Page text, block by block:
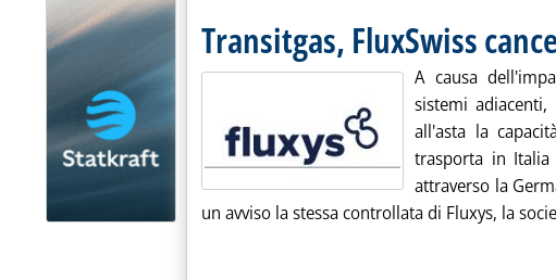
Transitgas, FluxSwiss
A causa
sistemi
all'asta la
trasporta in
attraverso la
un avviso la stessa controllata di Fluxys, la